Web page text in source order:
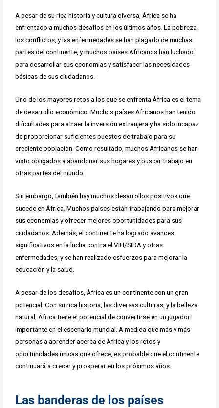
A pesar de su rica historia y cultura diversa, África se ha
enfrentado a muchos desafíos en los últimos años. La pobreza,
los conflictos, y las enfermedades se han plagado de muchas
partes del continente, y muchos países Africanos han luchado
para desarrollar sus economías y satisfacer las necesidades
básicas de sus ciudadanos.
Uno de los mayores retos a los que se enfrenta África es el tema
de desarrollo económico. Muchos países Africanos han tenido
dificultades para atraer la inversión extranjera y ha sido incapaz
de proporcionar suficientes puestos de trabajo para su
creciente población. Como resultado, muchos Africanos se han
visto obligados a abandonar sus hogares y buscar trabajo en
otras partes del mundo.
Sin embargo, también hay muchos desarrollos positivos que
sucede en África. Muchos países están trabajando para mejorar
sus economías y ofrecer mejores oportunidades para sus
ciudadanos. Además, el continente ha logrado avances
significativos en la lucha contra el VIH/SIDA y otras
enfermedades, y se han realizado esfuerzos para mejorar la
educación y la salud.
A pesar de los desafíos, África es un continente con un gran
potencial. Con su rica historia, las diversas culturas, y la belleza
natural, África tiene el potencial de convertirse en un jugador
importante en el escenario mundial. A medida que más y más
personas a aprender acerca de África y los retos y
oportunidades únicas que ofrece, es probable que el continente
continuará a crecer y prosperar en los próximos años.
Las banderas de los países